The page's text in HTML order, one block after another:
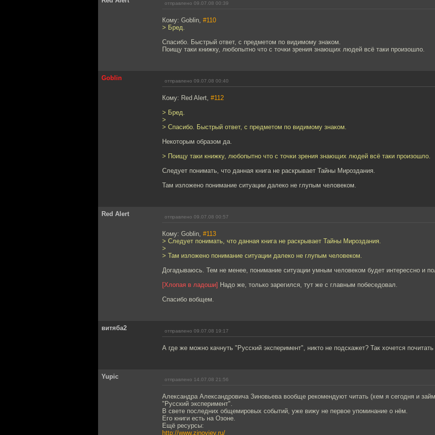
отправлено 09.07.08 00:39
Кому: Goblin, #110
> Бред.
Спасибо. Быстрый ответ, с предметом по видимому знаком.
Поищу таки книжку, любопытно что с точки зрения знающих людей всё таки произошло.
Goblin отправлено 09.07.08 00:40
Кому: Red Alert, #112
> Бред.
>
> Спасибо. Быстрый ответ, с предметом по видимому знаком.
Некоторым образом да.
> Поищу таки книжку, любопытно что с точки зрения знающих людей всё таки произошло.
Следует понимать, что данная книга не раскрывает Тайны Мироздания.
Там изложено понимание ситуации далеко не глупым человеком.
Red Alert отправлено 09.07.08 00:57
Кому: Goblin, #113
> Следует понимать, что данная книга не раскрывает Тайны Мироздания.
>
> Там изложено понимание ситуации далеко не глупым человеком.
Догадываюсь. Тем не менее, понимание ситуации умным человеком будет интерессно и
[Хлопая в ладоши] Надо же, только зарегился, тут же с главным побеседовал.
Спасибо вобщем.
витяба2 отправлено 09.07.08 19:17
А где же можно качнуть "Русский эксперимент", никто не подскажет? Так хочется почитать
Yupic отправлено 14.07.08 21:56
Александра Александровича Зиновьева вообще рекомендуют читать (xем я сегодня и
"Русский эксперимент".
В свете последних общемировых событий, уже вижу не первое упоминание о нём.
Его книги есть на Озоне.
Ещё ресурсы:
http://www.zinoviev.ru/